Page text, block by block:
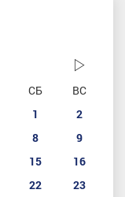
СБ
ВС
1
2
8
9
15
16
22
23